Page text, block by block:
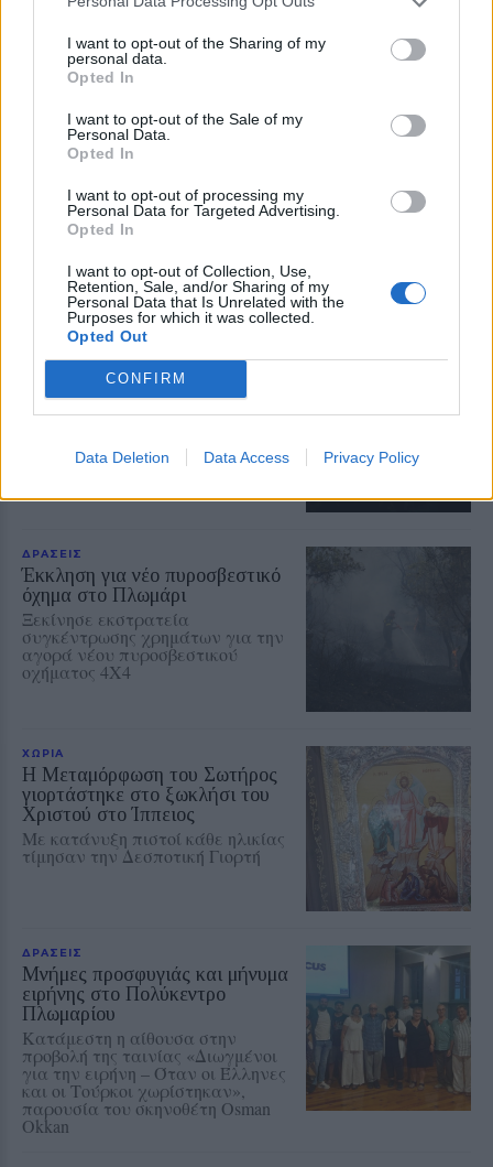
I want to opt-out of the Sharing of my
personal data.
Opted In
I want to opt-out of the Sale of my
Personal Data.
Opted In
I want to opt-out of processing my
Personal Data for Targeted Advertising.
Opted In
I want to opt-out of Collection, Use,
Retention, Sale, and/or Sharing of my
Personal Data that Is Unrelated with the
Purposes for which it was collected.
Opted Out
CONFIRM
Data Deletion Data Access Privacy Policy
Πλήθος πιστών συμμετείχε στην
πανηγυρική Θεία Λειτουργία και
στην ευλογία των σταφυλιών
αγορά του Πλωμαρίου
Μουσική, χορός και αυξημένη
κίνηση στη δεύτερη διοργάνωση
Πλωμαρίου
Μεγάλες άριες και μελωδίες στο
Μουσείο Teriade
Το 3ο Μουσικό Φεστιβάλ του Δήμου
Παρασκευή στο Κάστρο με το
Iberus Quartet και ελεύθερη είσοδο
ΔΡΑΣΕΙΣ
Έκκληση για νέο πυροσβεστικό
όχημα στο Πλωμάρι
Ξεκίνησε εκστρατεία
συγκέντρωσης χρημάτων για την
αγορά νέου πυροσβεστικού
οχήματος 4Χ4
ΧΩΡΙΑ
Η Μεταμόρφωση του Σωτήρος
γιορτάστηκε στο ξωκλήσι του
Χριστού στο Ίππειος
Με κατάνυξη πιστοί κάθε ηλικίας
τίμησαν την Δεσποτική Γιορτή
ΔΡΑΣΕΙΣ
Μνήμες προσφυγιάς και μήνυμα
ειρήνης στο Πολύκεντρο
Πλωμαρίου
Κατάμεστη η αίθουσα στην
προβολή της ταινίας «Διωγμένοι
για την ειρήνη – Όταν οι Έλληνες
και οι Τούρκοι χωρίστηκαν»,
παρουσία του σκηνοθέτη Osman
Okkan